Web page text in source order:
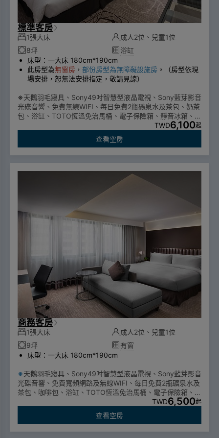
標準客房
1張大床
成人2位、兒童1位
8坪
浴缸
床型：一大床 180cm*190cm
此房型為無窗房 ， 部份房型為無障礙設施房 。（房型依現
場安排，恕無法安排指定，敬請見諒）
※天鵝羽毛寢具、Sony49吋智慧型液晶電視、Sony藍芽影音
光碟音響、免費無線WIFI、每日免費2瓶礦泉水及茶包、奶茶
包、浴缸、TOTO恆溫免治馬桶、電子保險箱、靜音冰箱、電
為配合政府一次性備品使用政策，自2025年1月1日起不提供
TWD6,100起
查看空房
商務客房
1張大床
成人2位、兒童1位
9坪
有窗
床型：一大床 180cm*190cm
※天鵝羽毛寢具、Sony49吋智慧型液晶電視、Sony藍芽影音
光碟音響、免費寬頻網路及無線WIFI、每日免費2瓶礦泉水及
茶包、咖啡包、浴缸、TOTO恆溫免治馬桶、電子保險箱、靜
音冰箱、電熱水壼 、吹風機、床頭鬧鐘、膠囊咖啡機
為配合行政府一次性備品使用政策，自2025年1月1日起不提
TWD6,500起
查看空房